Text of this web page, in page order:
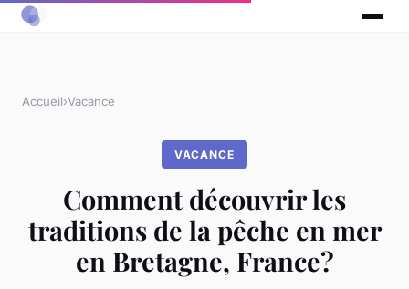
Accueil›Vacance
VACANCE
Comment découvrir les
traditions de la pêche en mer
en Bretagne, France?